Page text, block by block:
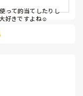
って的当てしたりし
好きですよね☺️